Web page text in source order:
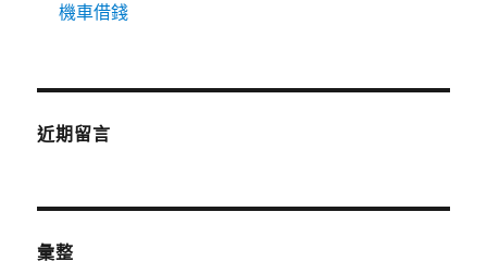
機車借錢
近期留言
彙整